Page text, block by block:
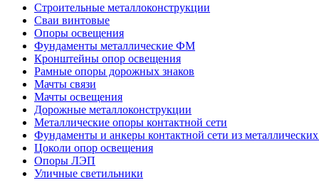
Строительные металлоконструкции
Сваи винтовые
Опоры освещения
Фундаменты металлические ФМ
Кронштейны опор освещения
Рамные опоры дорожных знаков
Мачты связи
Мачты освещения
Дорожные металлоконструкции
Металлические опоры контактной сети
Фундаменты и анкеры контактной сети из
Цоколи опор освещения
Опоры ЛЭП
Уличные светильники